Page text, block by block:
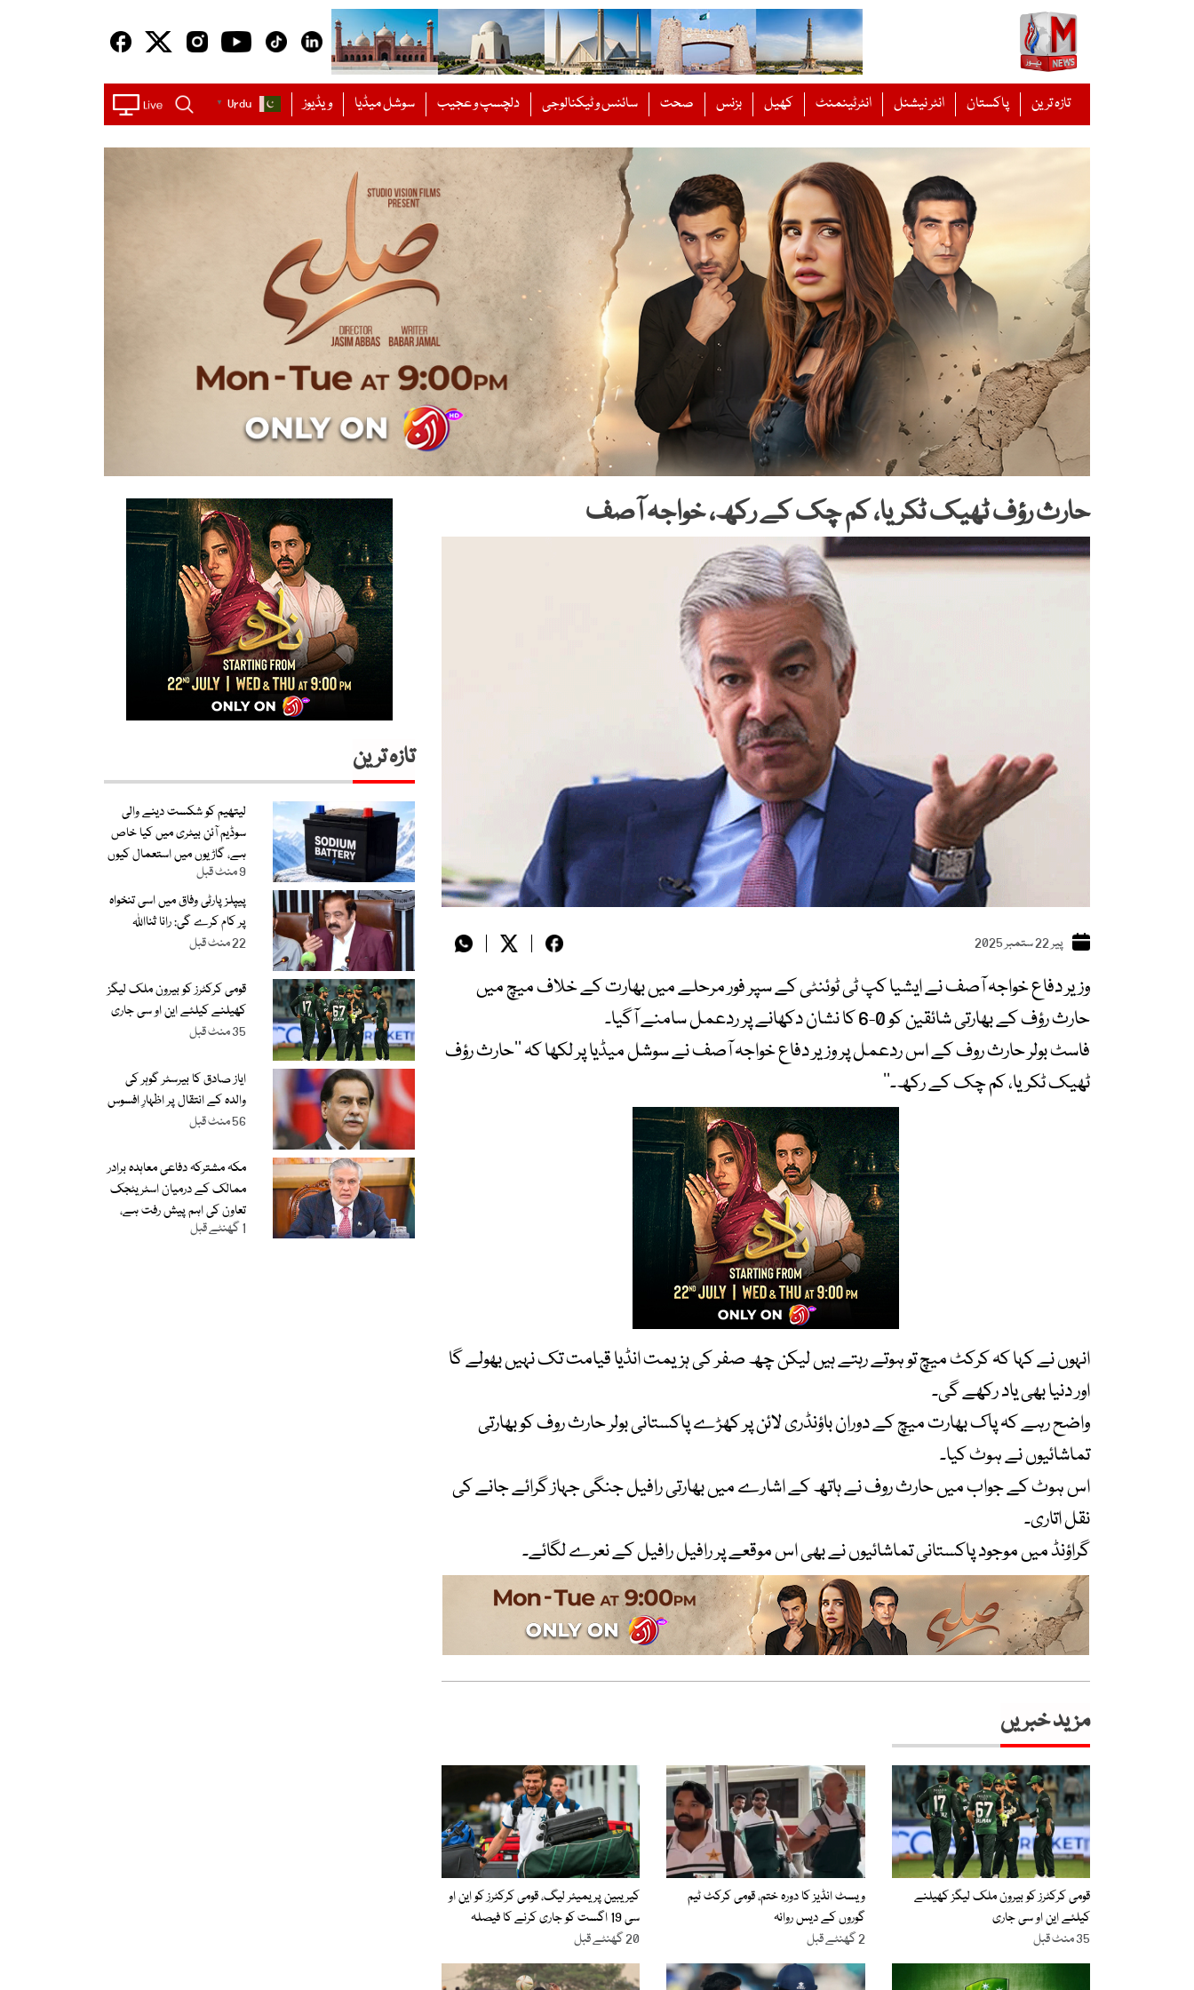
تازہ ترین پاکستان انٹر نیشنل انٹرٹینمنٹ کھیل بزنس صحت سائنس و ٹیکنالوجی دلچسپ و عجیب سوشل میڈیا ویڈیوز Urdu
▼
حارث رؤف ٹھیک ٹکریا، کم چک کے رکھ، خواجہ آصف
پیر 22 ستمبر 2025
وزیر دفاع خواجہ آصف نے ایشیا کپ ٹی ٹوئنٹی کے سپر فور مرحلے میں بھارت کے خلاف میچ میں
حارث رؤف کے بھارتی شائقین کو 0-6 کا نشان دکھانے پر ردعمل سامنے آگیا۔
فاسٹ بولر حارث روف کے اس ردعمل پر وزیر دفاع خواجہ آصف نے سوشل میڈیا پر لکھا کہ ’’حارث رؤف
ٹھیک ٹکریا، کم چک کے رکھ۔‘‘
انہوں نے کہا کہ کرکٹ میچ تو ہوتے رہتے ہیں لیکن چھ صفر کی ہزیمت انڈیا قیامت تک نہیں بھولے گا
اور دنیا بھی یاد رکھے گی۔
واضح رہے کہ پاک بھارت میچ کے دوران باؤنڈری لائن پر کھڑے پاکستانی بولر حارث روف کو بھارتی
تماشائیوں نے ہوٹ کیا۔
اس ہوٹ کے جواب میں حارث روف نے ہاتھ کے اشارے میں بھارتی رافیل جنگی جہاز گرائے جانے کی
نقل اتاری۔
گراؤنڈ میں موجود پاکستانی تماشائیوں نے بھی اس موقعے پر رافیل رافیل کے نعرے لگائے۔
مزید خبریں
قومی کرکٹرز کو بیرون ملک لیگز کھیلنے
کیلئے این او سی جاری
35 منٹ قبل
ویسٹ انڈیز کا دورہ ختم، قومی کرکٹ ٹیم
گوروں کے دیس روانہ
2 گھنٹے قبل
کیریبین پریمیئر لیگ، قومی کرکٹرز کو این او
سی 19 اگست کو جاری کرنے کا فیصلہ
20 گھنٹے قبل
تازہ ترین
لیتھیم کو شکست دینے والی
سوڈیم آئن بیٹری میں کیا خاص
ہے، گاڑیوں میں استعمال کیوں
نہیں کر سکتے
9 منٹ قبل
پیپلز پارٹی وفاق میں اسی تنخواہ
پر کام کرے گی: رانا ثنااللہ
22 منٹ قبل
قومی کرکٹرز کو بیرون ملک لیگز
کھیلنے کیلئے این او سی جاری
35 منٹ قبل
ایاز صادق کا بیرسٹر گوہر کی
والدہ کے انتقال پر اظہارِ افسوس
56 منٹ قبل
مکہ مشترکہ دفاعی معاہدہ برادر
ممالک کے درمیان اسٹریٹجک
تعاون کی اہم پیش رفت ہے،
اسحاق ڈار1 گھنٹے قبل